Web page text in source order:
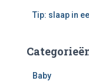
Tip: slaap in
Baby